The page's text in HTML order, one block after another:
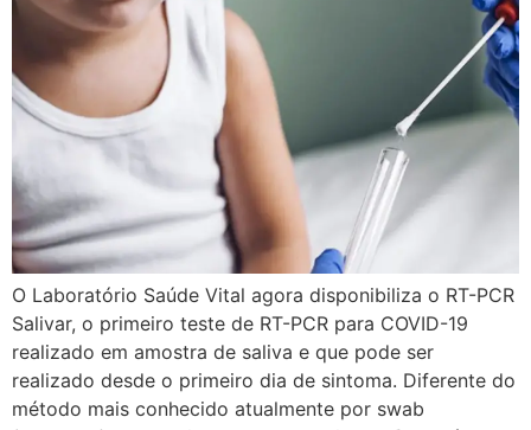
O Laboratório Saúde Vital agora disponibiliza o RT-PCR
Salivar, o primeiro teste de RT-PCR para COVID-19
realizado em amostra de saliva e que pode ser
realizado desde o primeiro dia de sintoma. Diferente do
método mais conhecido atualmente por swab